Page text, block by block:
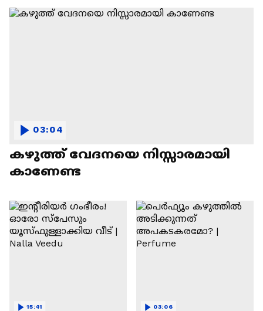
കഴുത്ത് വേദനയെ നിസ്സാരമായി
കാണേണ്ട
03:04
15:41 03:06